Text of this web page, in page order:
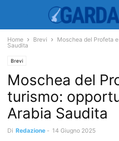
Home Brevi
Moschea del Profeta
Saudita
Brevi
Moschea del
turismo:
Arabia Saudita
Di Redazione - 14 Giugno 2025